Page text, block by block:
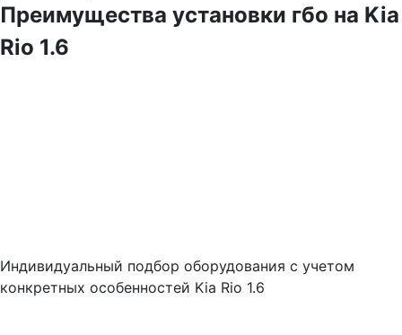
Преимущества установки гбо на Kia
Rio 1.6
Индивидуальный подбор оборудования с учетом
конкретных особенностей Kia Rio 1.6